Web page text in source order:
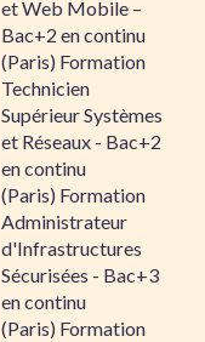
et Web Mobile –
Bac+2 en continu
(Paris) Formation
Technicien
Supérieur Systèmes
et Réseaux - Bac+2
en continu
(Paris) Formation
Administrateur
d'Infrastructures
Sécurisées - Bac+3
en continu
(Paris) Formation